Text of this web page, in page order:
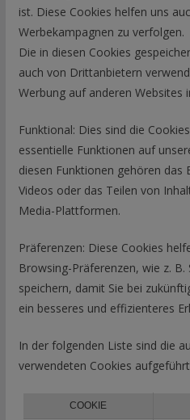
ist. Diese Cookies helfen uns
Werbekampagnen zu verfolgen.
Die in diesen Cookies
auch von Drittanbietern
Werbung auf anderen Websites
Funktional: Dies sind die
essentielle Funktionen auf
diesen Funktionen gehören das
Videos oder das Teilen von
Media-Plattformen.
Präferenzen: Diese Cookies
Browsing-Präferenzen, wie z. B.
speichern, damit Sie bei
ein besseres und effizienteres
In der folgenden Liste sind die
verwendeten Cookies
COOKIE